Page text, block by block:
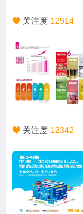
关注度 12914
关注度 12342